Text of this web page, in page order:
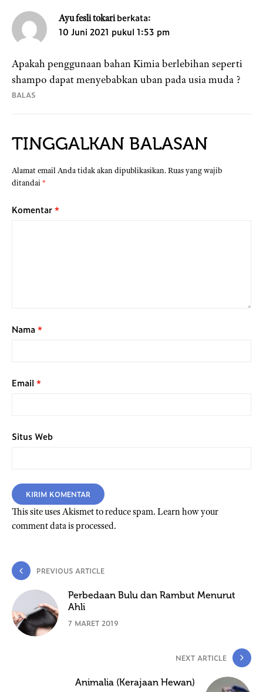
Ayu fesli tokari berkata:
10 Juni 2021 pukul 1:53 pm
Apakah penggunaan bahan Kimia berlebihan seperti
shampo dapat menyebabkan uban pada usia muda ?
BALAS
TINGGALKAN BALASAN
Alamat email Anda tidak akan dipublikasikan.Ruas yang wajib
ditandai *
Komentar*
Nama*
Email *
Situs Web
This site uses Akismet to reduce spam. Learn how your
comment data is processed.
PREVIOUS ARTICLE
Perbedaan Bulu dan Rambut Menurut
Ahli
7 MARET 2019
NEXT ARTICLE
Animalia (Kerajaan Hewan)